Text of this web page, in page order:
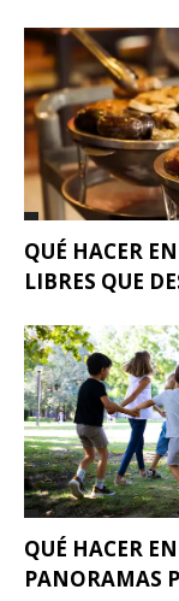
QUÉ HACER
LIBRES QUE
QUÉ HACER
PANORAMAS